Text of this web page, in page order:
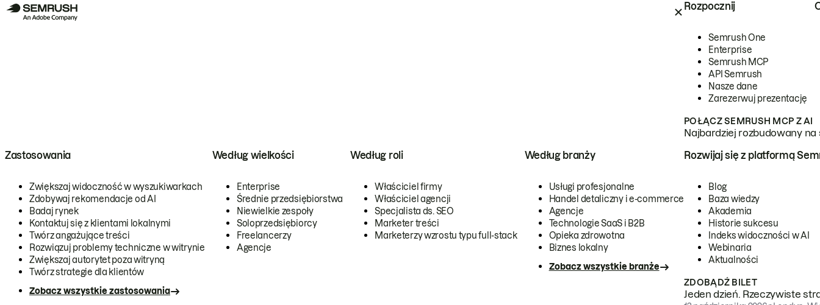
Rozpocznij
Semrush One
Enterprise
Semrush MCP
API Semrush
Nasze dane
Zarezerwuj prezentację
POŁĄCZ SEMRUSH MCP Z AI
Najbardziej rozbudowany
Zastosowania
Zwiększaj widoczność w wyszukiwarkach
Zdobywaj rekomendacje od AI
Badaj rynek
Kontaktuj się z klientami lokalnymi
Twórz angażujące treści
Rozwiązuj problemy techniczne w witrynie
Zwiększaj autorytet poza witryną
Twórz strategie dla klientów
Zobacz wszystkie zastosowania
Według wielkości
Enterprise
Średnie przedsiębiorstwa
Niewielkie zespoły
Soloprzedsiębiorcy
Freelancerzy
Agencje
Według roli
Właściciel firmy
Właściciel agencji
Specjalista ds. SEO
Marketer treści
Marketerzy wzrostu typu full-stack
Według branży
Usługi profesjonalne
Handel detaliczny i e-commerce
Agencje
Technologie SaaS i B2B
Opieka zdrowotna
Biznes lokalny
Zobacz wszystkie branże
Rozwijaj się z platformą
Blog
Baza wiedzy
Akademia
Historie sukcesu
Indeks widoczności w AI
Webinaria
Aktualności
ZDOBĄDŹ BILET
Jeden dzień. Rzeczywiste